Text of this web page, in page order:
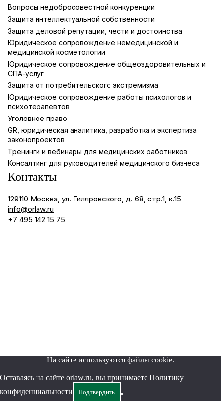
Вопросы недобросовестной конкуренции
Защита интеллектуальной собственности
Защита деловой репутации, чести и достоинства
Юридическое сопровождение немедицинской и
медицинской косметологии
Юридическое сопровождение общеоздоровительных и
СПА-услуг
Защита от потребительского экстремизма
Юридическое сопровождение работы психологов и
психотерапевтов
Уголовное право
GR, юридическая аналитика, разработка и экспертиза
законопроектов
Тренинги и вебинары для медицинских работников
Консалтинг для руководителей медицинского бизнеса
Контакты
129110 Москва, ул. Гиляровского, д. 68, стр.1, к.15
info@orlaw.ru
+7 495 142 15 75
На сайте используются файлы cookie.
Оставаясь на сайте orlaw.ru, вы принимаете Политику
конфиденциальности
Подтвердить